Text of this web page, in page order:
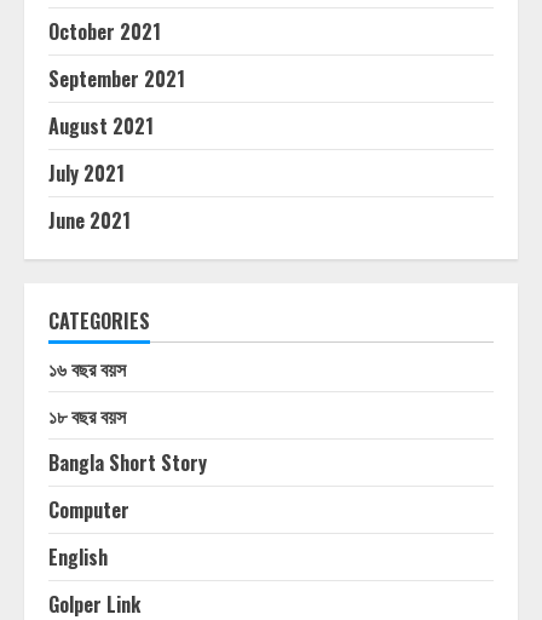
October 2021
September 2021
August 2021
July 2021
June 2021
CATEGORIES
১৬ বছর বয়স
১৮ বছর বয়স
Bangla Short Story
Computer
English
Golper Link